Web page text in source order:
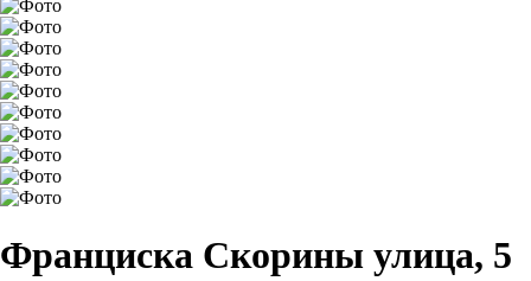
Франциска Скорины улица, 5